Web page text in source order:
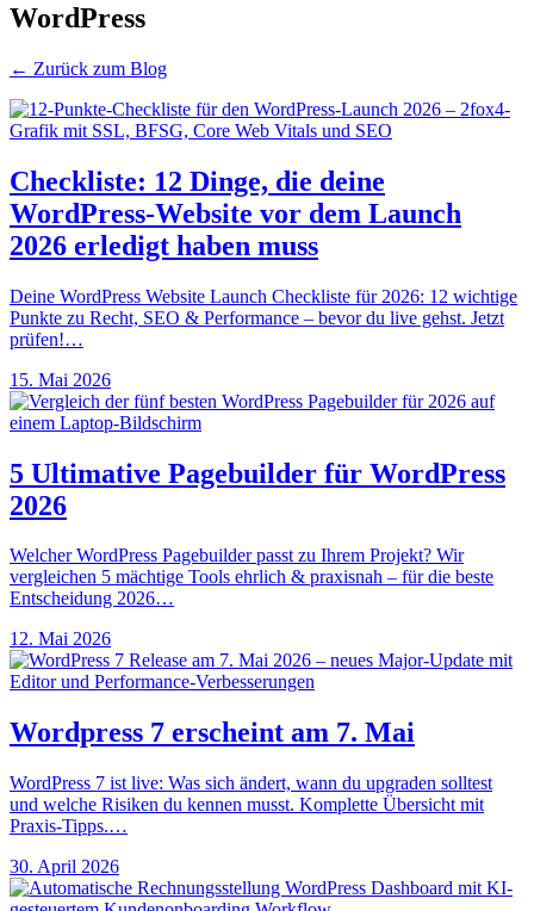
WordPress
← Zurück zum Blog
Checkliste: 12 Dinge, die deine
WordPress-Website vor dem Launch
2026 erledigt haben muss
Deine WordPress Website Launch Checkliste für 2026: 12 wichtige
Punkte zu Recht, SEO & Performance – bevor du live gehst. Jetzt
prüfen!…
15. Mai 2026
5 Ultimative Pagebuilder für WordPress
2026
Welcher WordPress Pagebuilder passt zu Ihrem Projekt? Wir
vergleichen 5 mächtige Tools ehrlich & praxisnah – für die beste
Entscheidung 2026…
12. Mai 2026
Wordpress 7 erscheint am 7. Mai
WordPress 7 ist live: Was sich ändert, wann du upgraden solltest
und welche Risiken du kennen musst. Komplette Übersicht mit
Praxis-Tipps.…
30. April 2026